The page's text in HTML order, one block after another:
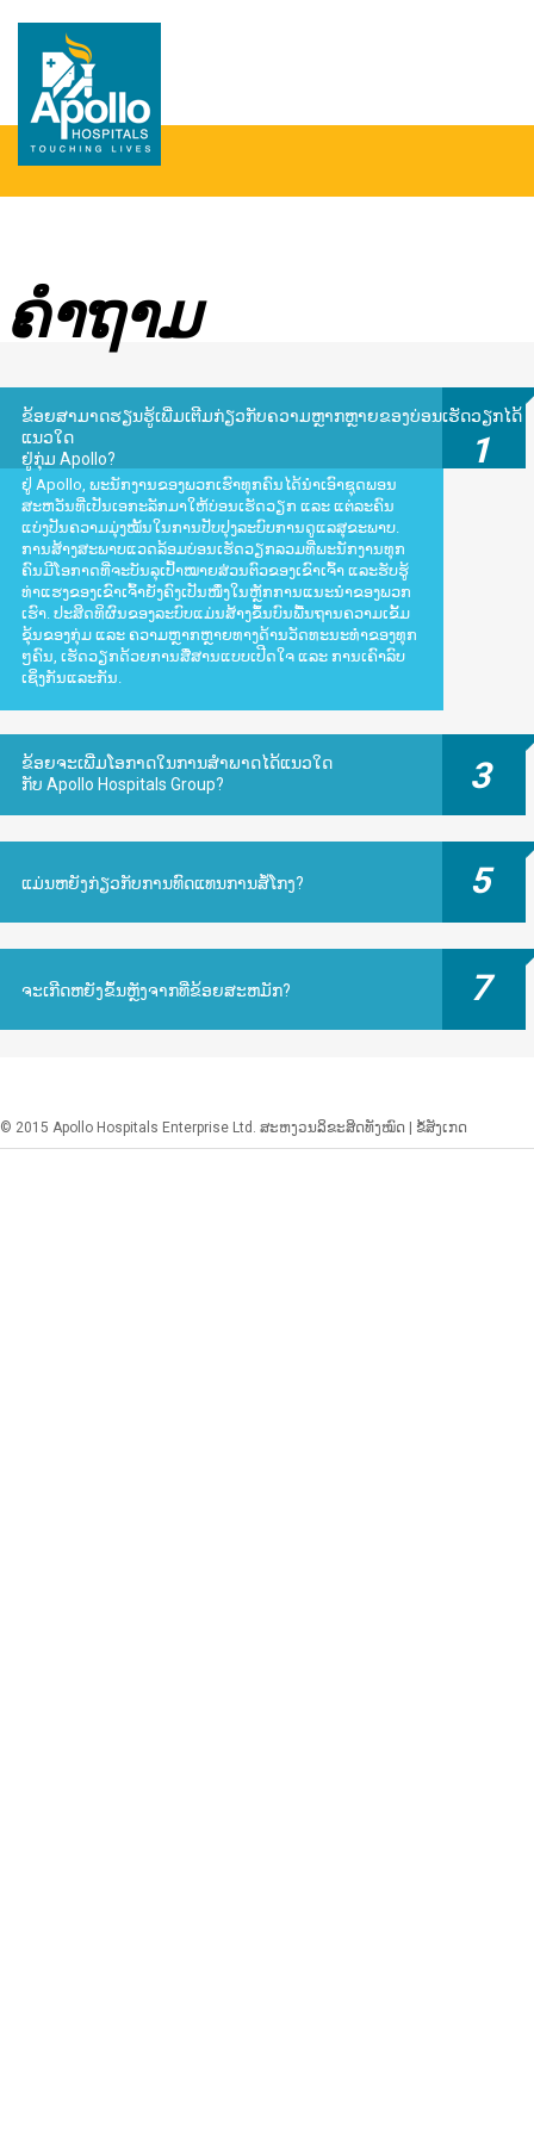
ຄໍາ​ຖາມ
ຂ້ອຍສາມາດຮຽນຮູ້ເພີ່ມເຕີມກ່ຽວກັບຄວາມຫຼາກຫຼາຍຂອງບ່ອນເຮັດວຽກໄດ້
ແນວໃດ
ຢູ່ກຸ່ມ Apollo?
1
ຢູ່ Apollo, ພະນັກງານຂອງພວກເຮົາທຸກຄົນໄດ້ນໍາເອົາຊຸດພອນ
ສະຫວັນທີ່ເປັນເອກະລັກມາໃຫ້ບ່ອນເຮັດວຽກ ແລະ ແຕ່ລະຄົນ
ແບ່ງປັນຄວາມມຸ່ງໝັ້ນໃນການປັບປຸງລະບົບການດູແລສຸຂະພາບ.
ການສ້າງສະພາບແວດລ້ອມບ່ອນເຮັດວຽກລວມທີ່ພະນັກງານທຸກ
ຄົນມີໂອກາດທີ່ຈະບັນລຸເປົ້າໝາຍສ່ວນຕົວຂອງເຂົາເຈົ້າ ແລະຮັບຮູ້
ທ່າແຮງຂອງເຂົາເຈົ້າຍັງຄົງເປັນໜຶ່ງໃນຫຼັກການແນະນຳຂອງພວກ
ເຮົາ. ປະສິດທິຜົນຂອງລະບົບແມ່ນສ້າງຂຶ້ນບົນພື້ນຖານຄວາມເຂັ້ມ
ຂຸ້ນຂອງກຸ່ມ ແລະ ຄວາມຫຼາກຫຼາຍທາງດ້ານວັດທະນະທຳຂອງທຸກ
ໆຄົນ, ເຮັດວຽກດ້ວຍການສື່ສານແບບເປີດໃຈ ແລະ ການເຄົາລົບ
ເຊິ່ງກັນແລະກັນ.
ຂ້ອຍຈະເພີ່ມໂອກາດໃນການສໍາພາດໄດ້ແນວໃດ
ກັບ Apollo Hospitals Group?
3
ແມ່ນຫຍັງກ່ຽວກັບການທົດແທນການສໍ້ໂກງ? 5
ຈະເກີດຫຍັງຂຶ້ນຫຼັງຈາກທີ່ຂ້ອຍສະຫມັກ? 7
© 2015 Apollo Hospitals Enterprise Ltd. ສະຫງວນລິຂະສິດທັງໝົດ | ຂໍ້ສັງເກດ